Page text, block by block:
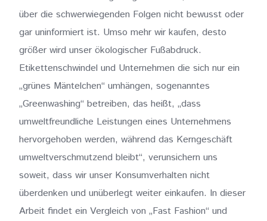
über die schwerwiegenden Folgen nicht bewusst oder
gar uninformiert ist. Umso mehr wir kaufen, desto
größer wird unser ökologischer Fußabdruck.
Etikettenschwindel und Unternehmen die sich nur ein
„grünes Mäntelchen“ umhängen, sogenanntes
„Greenwashing“ betreiben, das heißt, „dass
umweltfreundliche Leistungen eines Unternehmens
hervorgehoben werden, während das Kerngeschäft
umweltverschmutzend bleibt“, verunsichern uns
soweit, dass wir unser Konsumverhalten nicht
überdenken und unüberlegt weiter einkaufen. In dieser
Arbeit findet ein Vergleich von „Fast Fashion“ und